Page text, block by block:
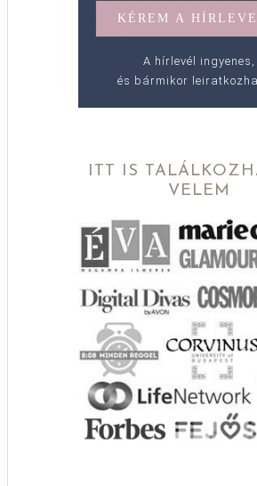
A hírlevél ingyenes,
és bármikor
ITT IS
VELEM